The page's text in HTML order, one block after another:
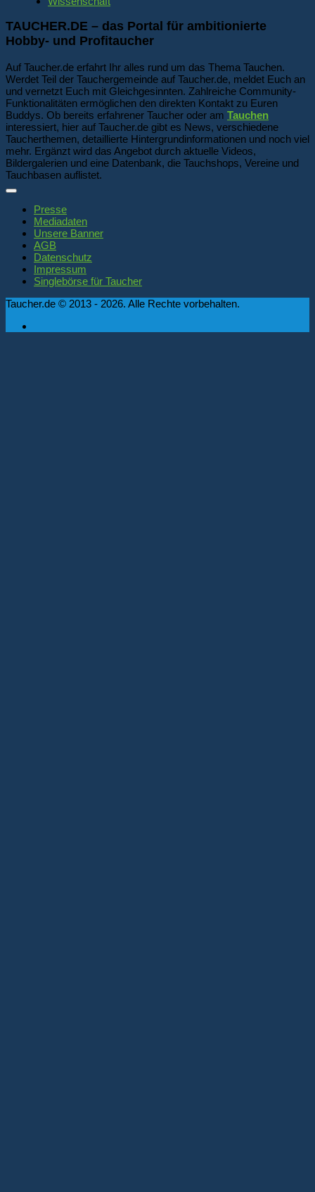
TAUCHER.DE – das Portal für ambitionierte
Hobby- und Profitaucher
Auf Taucher.de erfahrt Ihr alles rund um das Thema Tauchen.
Werdet Teil der Tauchergemeinde auf Taucher.de, meldet Euch an
und vernetzt Euch mit Gleichgesinnten. Zahlreiche Community-
Funktionalitäten ermöglichen den direkten Kontakt zu Euren
Buddys. Ob bereits erfahrener Taucher oder am Tauchen
interessiert, hier auf Taucher.de gibt es News, verschiedene
Taucherthemen, detaillierte Hintergrundinformationen und noch viel
mehr. Ergänzt wird das Angebot durch aktuelle Videos,
Bildergalerien und eine Datenbank, die Tauchshops, Vereine und
Tauchbasen auflistet.
Presse
Mediadaten
Unsere Banner
AGB
Datenschutz
Impressum
Singlebörse für Taucher
Taucher.de © 2013 - 2026. Alle Rechte vorbehalten.